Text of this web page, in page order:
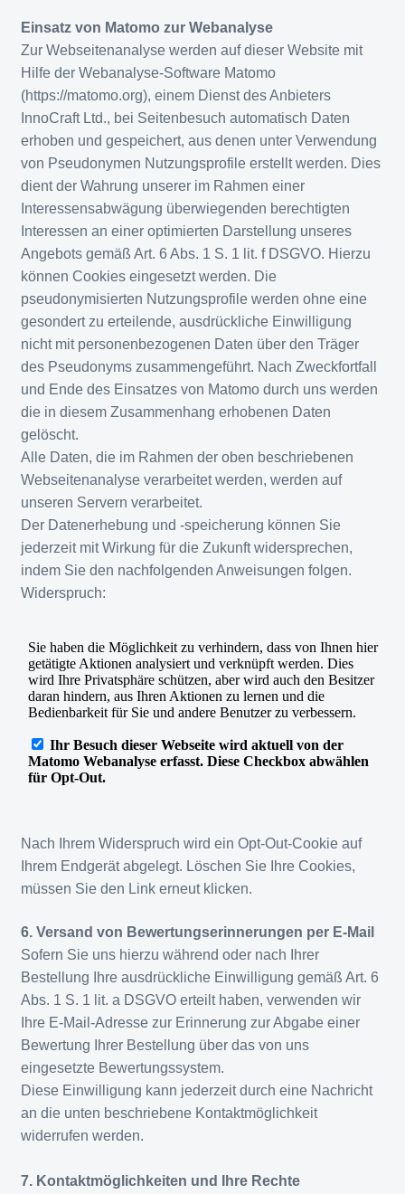
Einsatz von Matomo zur Webanalyse
Zur Webseitenanalyse werden auf dieser Website mit
Hilfe der Webanalyse-Software Matomo
(https://matomo.org), einem Dienst des Anbieters
InnoCraft Ltd., bei Seitenbesuch automatisch Daten
erhoben und gespeichert, aus denen unter Verwendung
von Pseudonymen Nutzungsprofile erstellt werden. Dies
dient der Wahrung unserer im Rahmen einer
Interessensabwägung überwiegenden berechtigten
Interessen an einer optimierten Darstellung unseres
Angebots gemäß Art. 6 Abs. 1 S. 1 lit. f DSGVO. Hierzu
können Cookies eingesetzt werden. Die
pseudonymisierten Nutzungsprofile werden ohne eine
gesondert zu erteilende, ausdrückliche Einwilligung
nicht mit personenbezogenen Daten über den Träger
des Pseudonyms zusammengeführt. Nach Zweckfortfall
und Ende des Einsatzes von Matomo durch uns werden
die in diesem Zusammenhang erhobenen Daten
gelöscht.
Alle Daten, die im Rahmen der oben beschriebenen
Webseitenanalyse verarbeitet werden, werden auf
unseren Servern verarbeitet.
Der Datenerhebung und -speicherung können Sie
jederzeit mit Wirkung für die Zukunft widersprechen,
indem Sie den nachfolgenden Anweisungen folgen.
Widerspruch:
Nach Ihrem Widerspruch wird ein Opt-Out-Cookie auf
Ihrem Endgerät abgelegt. Löschen Sie Ihre Cookies,
müssen Sie den Link erneut klicken.
6. Versand von Bewertungserinnerungen per E-Mail
Sofern Sie uns hierzu während oder nach Ihrer
Bestellung Ihre ausdrückliche Einwilligung gemäß Art. 6
Abs. 1 S. 1 lit. a DSGVO erteilt haben, verwenden wir
Ihre E-Mail-Adresse zur Erinnerung zur Abgabe einer
Bewertung Ihrer Bestellung über das von uns
eingesetzte Bewertungssystem.
Diese Einwilligung kann jederzeit durch eine Nachricht
an die unten beschriebene Kontaktmöglichkeit
widerrufen werden.
7. Kontaktmöglichkeiten und Ihre Rechte